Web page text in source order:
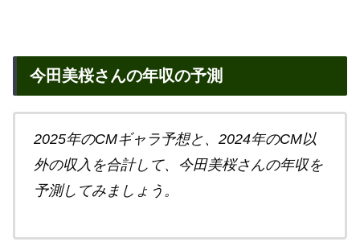
今田美桜さんの年収の予測
2025年のCMギャラ予想と、2024年のCM以
外の収入を合計して、今田美桜さんの年収を
予測してみましょう。